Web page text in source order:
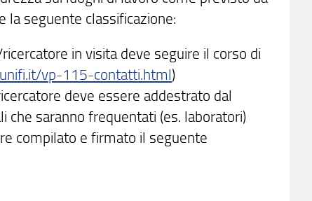
la seguente classificazione:
in visita deve seguire il corso di
vp-115-contatti.html)
deve essere addestrato dal
che saranno frequentati (es. laboratori)
compilato e firmato il seguente